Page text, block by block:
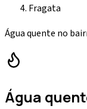
Fragata
Água quente no
Água